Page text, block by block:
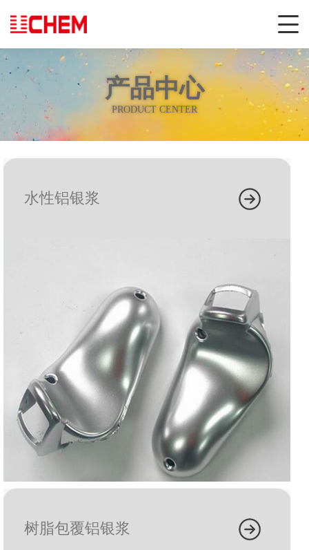
产品中心
PRODUCT CENTER
水性铝银浆
树脂包覆铝银浆